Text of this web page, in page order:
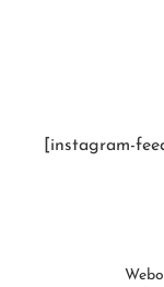
[instagram-